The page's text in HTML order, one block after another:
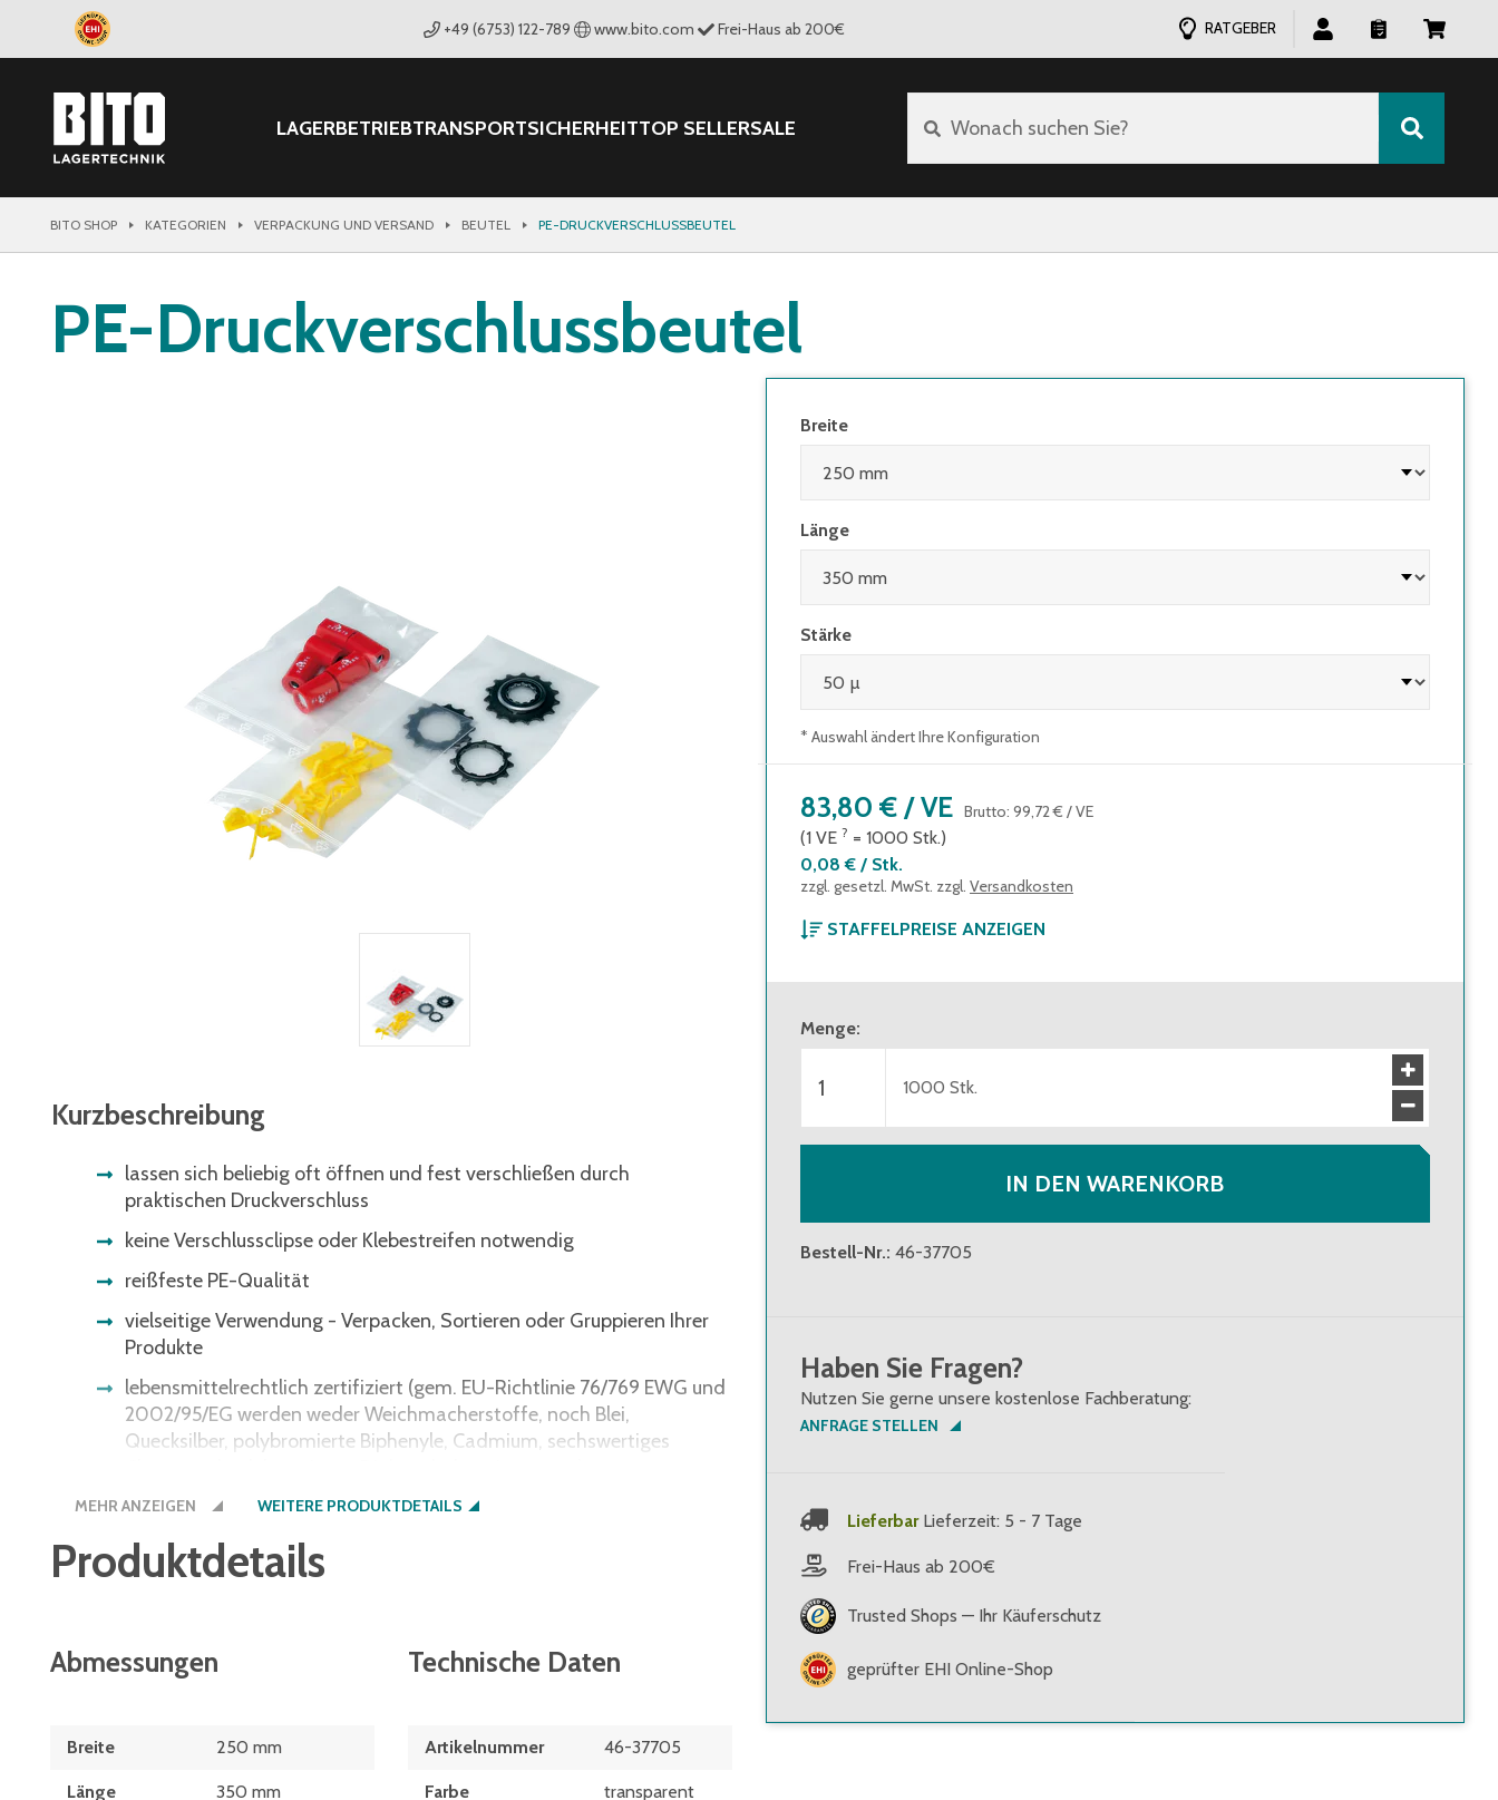
+49 (6753) 122-789 www.bito.com Frei-Haus ab 200€ RATGEBER
LAGERBETRIEBTRANSPORTSICHERHEITTOP SELLERSALE Wonach suchen Sie?
BITO SHOP KATEGORIEN VERPACKUNG UND VERSAND BEUTEL PE-DRUCKVERSCHLUSSBEUTEL
PE-Druckverschlussbeutel
Kurzbeschreibung
lassen sich beliebig oft öffnen und fest verschließen durch
praktischen Druckverschluss
keine Verschlussclipse oder Klebestreifen notwendig
reißfeste PE-Qualität
vielseitige Verwendung - Verpacken, Sortieren oder Gruppieren Ihrer
Produkte
lebensmittelrechtlich zertifiziert (gem. EU-Richtlinie 76/769 EWG und
2002/95/EG werden weder Weichmacherstoffe, noch Blei,
Quecksilber, polybromierte Biphenyle, Cadmium, sechswertiges
MEHR ANZEIGEN WEITERE PRODUKTDETAILS
Produktdetails
Abmessungen
Breite 250 mm
Länge 350 mm
Technische Daten
Artikelnummer 46-37705
Farbe transparent
Breite
Länge
Stärke
* Auswahl ändert Ihre Konfiguration
83,80 € /VE Brutto: 99,72 € /VE
(1 VE ? = 1000 Stk.)
0,08 € / Stk.
zzgl. gesetzl. MwSt. zzgl. Versandkosten
STAFFELPREISE ANZEIGEN
ab 3 Verpackungseinheiten
Stk.)
Menge:
1000 Stk.
IN DEN WARENKORB
Bestell-Nr.: 46-37705
Haben Sie Fragen?
Nutzen Sie gerne unsere kostenlose Fachberatung:
ANFRAGE STELLEN
Lieferbar Lieferzeit: 5 - 7 Tage
Frei-Haus ab 200€
Trusted Shops — Ihr Käuferschutz
geprüfter EHI Online-Shop